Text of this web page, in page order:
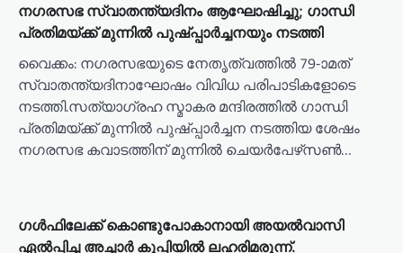
നഗരസഭ സ്വാതന്ത്യദിനം ആഘോഷിച്ചു; ഗാന്ധി
പ്രതിമയ്ക്ക് മുന്നില്‍ പുഷ്പ്പാര്‍ച്ചനയും നടത്തി
വൈക്കം: നഗരസഭയുടെ നേതൃത്വത്തില്‍ 79-ാമത്
സ്വാതന്ത്യദിനാഘോഷം വിവിധ പരിപാടികളോടെ
നടത്തി.സത്യാഗ്രഹ സ്മാകര മന്ദിരത്തില്‍ ഗാന്ധി
പ്രതിമയ്ക്ക് മുന്നില്‍ പുഷ്പ്പാര്‍ച്ചന നടത്തിയ ശേഷം
നഗരസഭ കവാടത്തിന് മുന്നില്‍ ചെയര്‍പേഴ്‌സണ്‍…
ഗൾഫിലേക്ക് കൊണ്ടുപോകാനായി അയൽവാസി
ഏൽപ്പിച്ച അച്ചാർ കുപ്പിയിൽ ലഹരിമരുന്ന്.